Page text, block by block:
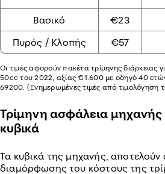
Βασικό €23
Πυρός / Κλοπής
€57
Οι τιμές αφορούν πακέτα τρίμηνης διάρκειας
50cc του 2022, αξίας €1.600 με οδηγό 40
69200. (Ενημερωμένες τιμές από τιμολόγηση
Τρίμηνη ασφάλεια
κυβικά
Τα κυβικά της μηχανής,
διαμόρφωσης του κόστους της